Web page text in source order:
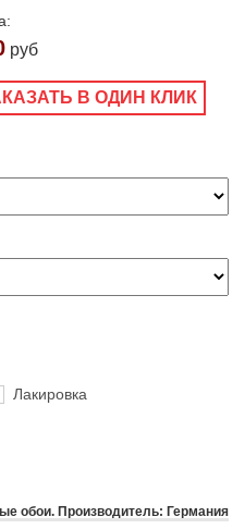
руб
В ОДИН КЛИК
Лакировка
обои. Производитель: Германия